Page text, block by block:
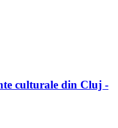
culturale din Cluj -